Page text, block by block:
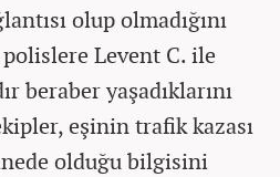
olup olmadığını
polislere Levent C. ile
beraber yaşadıklarını
eşinin trafik kazası
olduğu bilgisini